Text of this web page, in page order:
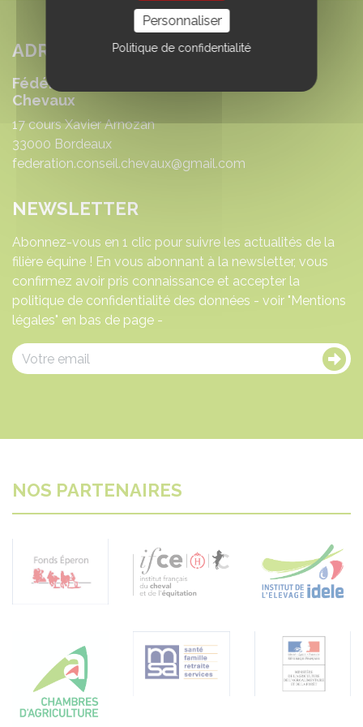
ADRESSE
Fédération nationale des Conseils des
Chevaux
17 cours Xavier Arnozan
33000 Bordeaux
federation.conseil.chevaux@gmail.com
NEWSLETTER
Abonnez-vous en 1 clic pour suivre les actualités de la
filière équine ! En vous abonnant à la newsletter, vous
confirmez avoir pris connaissance et accepter la
politique de confidentialité des données - voir "Mentions
légales" en bas de page -
NOS PARTENAIRES
Personnaliser
Politique de confidentialité